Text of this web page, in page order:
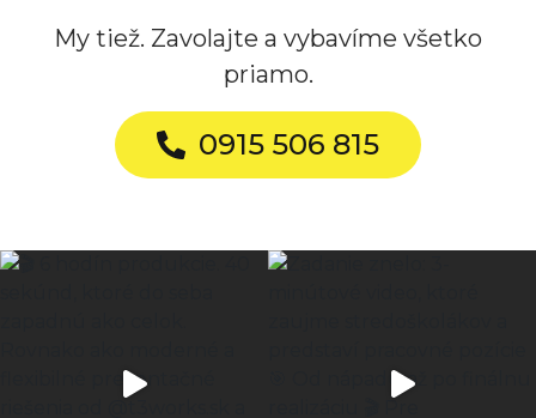
My tiež. Zavolajte a vybavíme všetko
priamo.
0915 506 815